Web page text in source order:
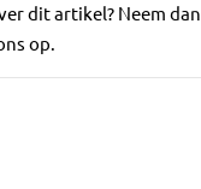
dit artikel? Neem dan
op.